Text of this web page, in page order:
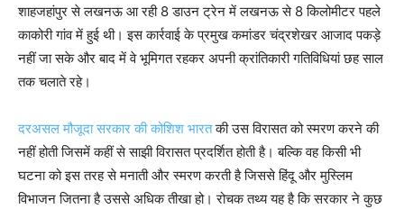
शाहजहांपुर से लखनऊ आ रही 8 डाउन ट्रेन में लखनऊ से 8 किलोमीटर पहले
काकोरी गांव में हुई थी। इस कार्रवाई के प्रमुख कमांडर चंद्रशेखर आजाद पकड़े
नहीं जा सके और बाद में वे भूमिगत रहकर अपनी क्रांतिकारी गतिविधियां छह साल
तक चलाते रहे।
दरअसल मौजूदा सरकार की कोशिश भारतकी उस विरासत को स्मरण करने की
नहीं होती जिसमें कहीं से साझी विरासत प्रदर्शित होती है। बल्कि वह किसी भी
घटना को इस तरह से मनाती और स्मरण करती है जिससे हिंदू और मुस्लिम
विभाजन जितना है उससे अधिक तीखा हो। रोचक तथ्य यह है कि सरकार ने कुछ